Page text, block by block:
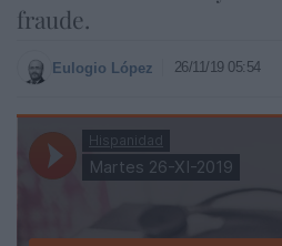
fraude.
Eulogio López 26/11/19 05:54